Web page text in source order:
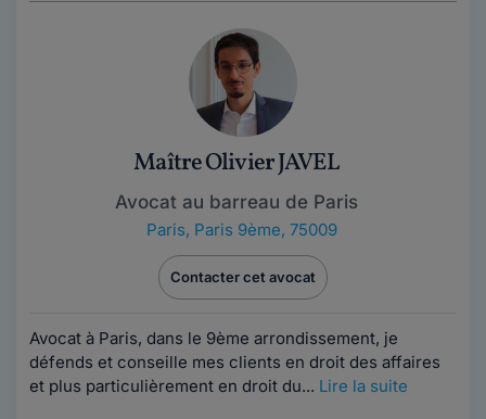
Maître Olivier JAVEL
Avocat au barreau de Paris
Paris, Paris 9ème, 75009
Contacter cet avocat
Avocat à Paris, dans le 9ème arrondissement, je
défends et conseille mes clients en droit des affaires
et plus particulièrement en droit du... Lire la suite